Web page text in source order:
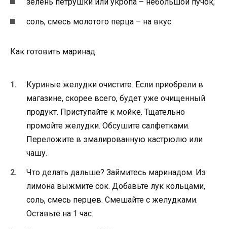
зелень петрушки или укропа – небольшой пучок;
соль, смесь молотого перца – на вкус.
Как готовить маринад:
Куриные желудки очистите. Если приобрели в
магазине, скорее всего, будет уже очищенный
продукт. Приступайте к мойке. Тщательно
промойте желудки. Обсушите салфетками.
Переложите в эмалированную кастрюлю или
чашу.
Что делать дальше? Займитесь маринадом. Из
лимона выжмите сок. Добавьте лук кольцами,
соль, смесь перцев. Смешайте с желудками.
Оставьте на 1 час.